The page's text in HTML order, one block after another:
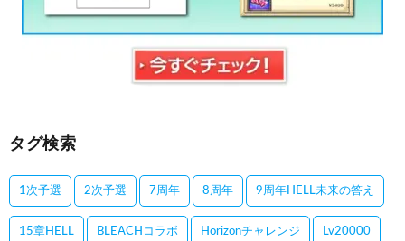
タグ検索
1次予選 2次予選 7周年 8周年 9周年HELL未来の答え
15章HELL BLEACHコラボ Horizonチャレンジ Lv20000